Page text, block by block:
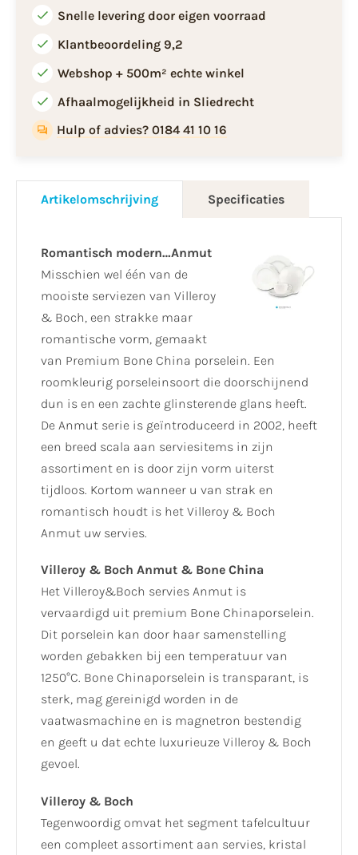
Snelle levering door eigen voorraad
Klantbeoordeling 9,2
Webshop + 500m² echte winkel
Afhaalmogelijkheid in Sliedrecht
Hulp of advies? 0184 41 10 16
Artikelomschrijving Specificaties
Romantisch modern…Anmut
Misschien wel één van de
mooiste serviezen van Villeroy
& Boch, een strakke maar
romantische vorm, gemaakt
van Premium Bone China porselein. Een
roomkleurig porseleinsoort die doorschijnend
dun is en een zachte glinsterende glans heeft.
De Anmut serie is geïntroduceerd in 2002, heeft
een breed scala aan serviesitems in zijn
assortiment en is door zijn vorm uiterst
tijdloos. Kortom wanneer u van strak en
romantisch houdt is het Villeroy & Boch
Anmut uw servies.
Villeroy & Boch Anmut & Bone China
Het Villeroy&Boch servies Anmut is
vervaardigd uit premium Bone Chinaporselein.
Dit porselein kan door haar samenstelling
worden gebakken bij een temperatuur van
1250°C. Bone Chinaporselein is transparant, is
sterk, mag gereinigd worden in de
vaatwasmachine en is magnetron bestendig
en geeft u dat echte luxurieuze Villeroy & Boch
gevoel.
Villeroy & Boch
Tegenwoordig omvat het segment tafelcultuur
een compleet assortiment aan servies, kristal